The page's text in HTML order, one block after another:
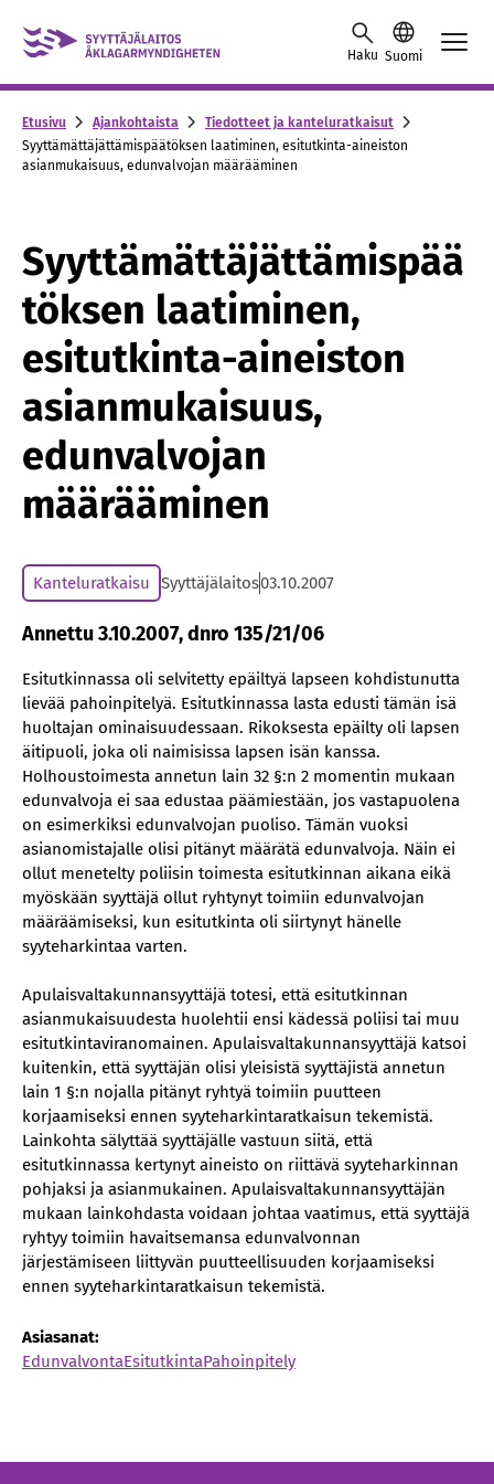
Skip to content -saavutettavuusohje
Haku Suomi
Etusivu Ajankohtaista
Tiedotteet ja kanteluratkaisut
Syyttämättäjättämispäätöksen laatiminen, esitutkinta-aineiston
asianmukaisuus, edunvalvojan määrääminen
Syyttämättäjättämispää
töksen laatiminen,
esitutkinta-aineiston
asianmukaisuus,
edunvalvojan
määrääminen
Kanteluratkaisu Syyttäjälaitos03.10.2007
Annettu 3.10.2007, dnro 135/21/06
Esitutkinnassa oli selvitetty epäiltyä lapseen kohdistunutta
lievää pahoinpitelyä. Esitutkinnassa lasta edusti tämän isä
huoltajan ominaisuudessaan. Rikoksesta epäilty oli lapsen
äitipuoli, joka oli naimisissa lapsen isän kanssa.
Holhoustoimesta annetun lain 32 §:n 2 momentin mukaan
edunvalvoja ei saa edustaa päämiestään, jos vastapuolena
on esimerkiksi edunvalvojan puoliso. Tämän vuoksi
asianomistajalle olisi pitänyt määrätä edunvalvoja. Näin ei
ollut menetelty poliisin toimesta esitutkinnan aikana eikä
myöskään syyttäjä ollut ryhtynyt toimiin edunvalvojan
määräämiseksi, kun esitutkinta oli siirtynyt hänelle
syyteharkintaa varten.
Apulaisvaltakunnansyyttäjä totesi, että esitutkinnan
asianmukaisuudesta huolehtii ensi kädessä poliisi tai muu
esitutkintaviranomainen. Apulaisvaltakunnansyyttäjä katsoi
kuitenkin, että syyttäjän olisi yleisistä syyttäjistä annetun
lain 1 §:n nojalla pitänyt ryhtyä toimiin puutteen
korjaamiseksi ennen syyteharkintaratkaisun tekemistä.
Lainkohta sälyttää syyttäjälle vastuun siitä, että
esitutkinnassa kertynyt aineisto on riittävä syyteharkinnan
pohjaksi ja asianmukainen. Apulaisvaltakunnansyyttäjän
mukaan lainkohdasta voidaan johtaa vaatimus, että syyttäjä
ryhtyy toimiin havaitsemansa edunvalvonnan
järjestämiseen liittyvän puutteellisuuden korjaamiseksi
ennen syyteharkintaratkaisun tekemistä.
Asiasanat:
EdunvalvontaEsitutkintaPahoinpitely